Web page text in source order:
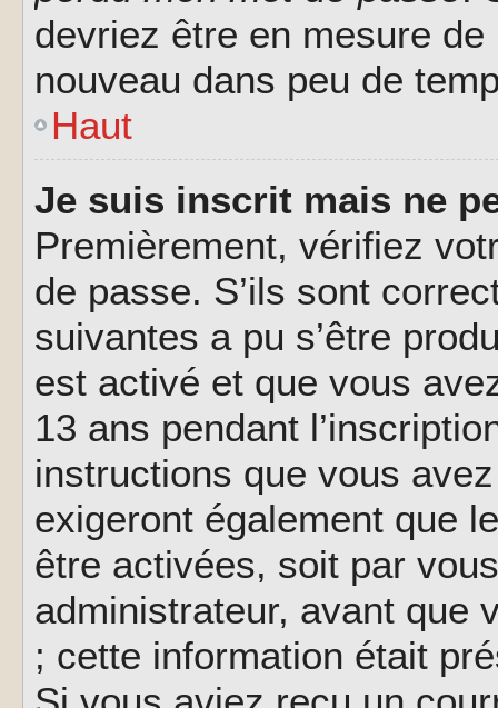
devriez être en mesure
nouveau dans peu de
Haut
Je suis inscrit mais ne
Premièrement, vérifiez
de passe. S’ils sont
suivantes a pu s’être
est activé et que vous
13 ans pendant
instructions que vous
exigeront également que
être activées, soit par
administrateur, avant que
; cette information était